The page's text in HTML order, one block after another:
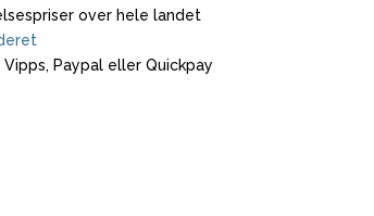
over hele landet
Paypal eller Quickpay